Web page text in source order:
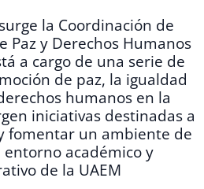
la Coordinación de
Paz y Derechos Humanos
a cargo de una serie de
de paz, la igualdad
humanos en la
iniciativas destinadas a
fomentar un ambiente de
académico y
de la UAEM